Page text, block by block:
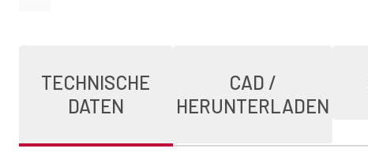
TECHNISCHE
DATEN
CAD /
HERUNTERLADEN